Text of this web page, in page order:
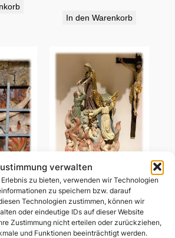
verwalten
zu bieten, verwenden wir Technologien
zu speichern bzw. darauf
Technologien zustimmen, können wir
oder eindeutige IDs auf dieser Website
Zustimmung nicht erteilen oder zurückziehen,
und Funktionen beeinträchtigt werden.
In den Warenkorb
Ablass-Gebetsbildchen
(Motiv D: Maria
Vesperbild)